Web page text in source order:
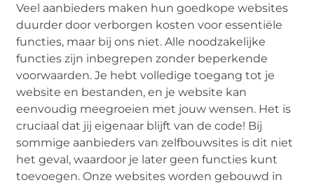
Veel aanbieders maken hun goedkope websites
duurder door verborgen kosten voor essentiële
functies, maar bij ons niet. Alle noodzakelijke
functies zijn inbegrepen zonder beperkende
voorwaarden. Je hebt volledige toegang tot je
website en bestanden, en je website kan
eenvoudig meegroeien met jouw wensen. Het is
cruciaal dat jij eigenaar blijft van de code! Bij
sommige aanbieders van zelfbouwsites is dit niet
het geval, waardoor je later geen functies kunt
toevoegen. Onze websites worden gebouwd in